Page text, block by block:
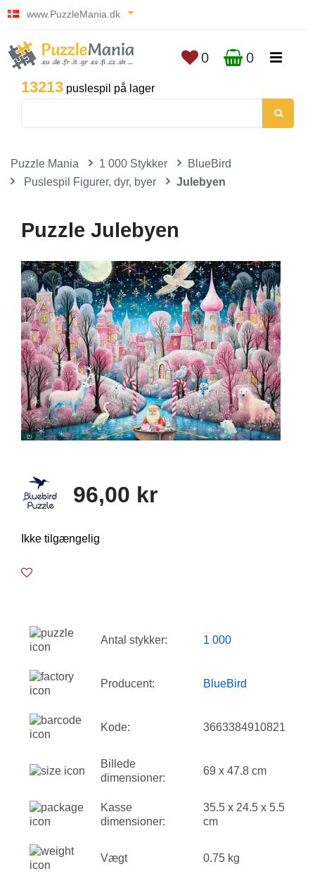
www.PuzzleMania.dk
13213 puslespil på lager
0 0
Puzzle Mania 1 000 Stykker
BlueBird
Puslespil Figurer, dyr, byer
Julebyen
Puzzle Julebyen
96,00 kr
Ikke tilgængelig
Antal stykker: 1 000
Producent: BlueBird
Kode: 3663384910821
Billede
dimensioner:
69 x 47.8 cm
Kasse
dimensioner:
35.5 x 24.5 x 5.5
cm
Vægt 0.75 kg